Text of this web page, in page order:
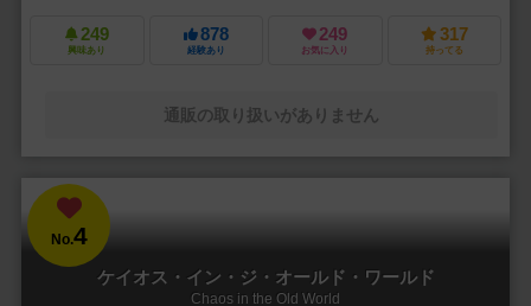
249
興味あり
878
経験あり
249
お気に入り
317
持ってる
通販の取り扱いがありません
No.4
ケイオス・イン・ジ・オールド・ワールド
Chaos in the Old World